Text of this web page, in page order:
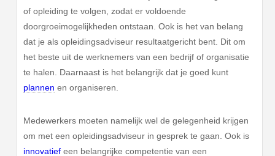
of opleiding te volgen, zodat er voldoende
doorgroeimogelijkheden ontstaan. Ook is het van belang
dat je als opleidingsadviseur resultaatgericht bent. Dit om
het beste uit de werknemers van een bedrijf of organisatie
te halen. Daarnaast is het belangrijk dat je goed kunt
plannen en organiseren.
Medewerkers moeten namelijk wel de gelegenheid krijgen
om met een opleidingsadviseur in gesprek te gaan. Ook is
innovatief een belangrijke competentie van een